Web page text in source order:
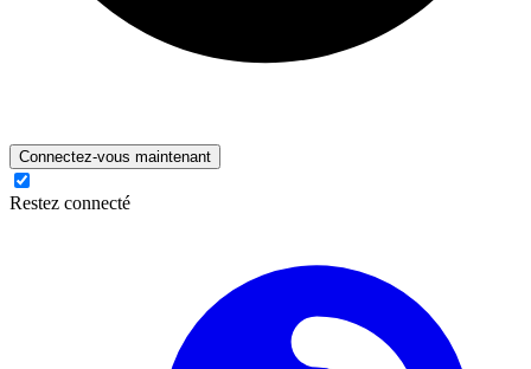
Connectez-vous maintenant
Restez connecté